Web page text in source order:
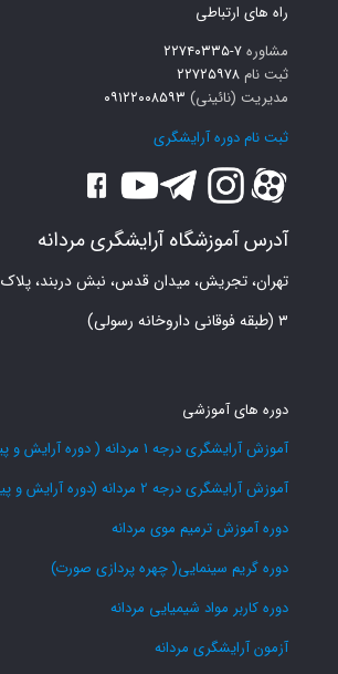
راه های ارتباطی
مشاوره۷-۲۲۷۴۰۳۳۵
ثبت نام ۲۲۷۲۵۹۷۸
مدیریت (نائینی) ۰۹۱۲۲۰۰۸۵۹۳
ثبت نام دوره آرایشگری
آدرس آموزشگاه آرایشگری مردانه
تهران، تجریش، میدان قدس، نبش دربند، پلاک ۳، طبقه
۳ (طبقه فوقانی داروخانه رسولی)
دوره های آموزشی
آموزش آرایشگری درجه 1 مردانه ( دوره آرایش و پیرایش پیشرفته)
آموزش آرایشگری درجه 2 مردانه (دوره آرایش و پیرایش مبتدی)
دوره آموزش ترمیم موی مردانه
دوره گریم سینمایی( چهره پردازی صورت)
دوره کاربر مواد شیمیایی مردانه
آزمون آرایشگری مردانه